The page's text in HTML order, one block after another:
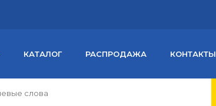
КАТАЛОГ РАСПРОДАЖА КОНТАКТЫ